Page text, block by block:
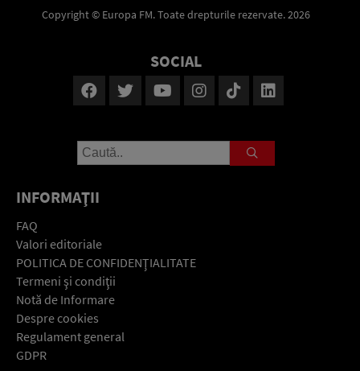
Copyright © Europa FM. Toate drepturile rezervate. 2026
SOCIAL
INFORMAŢII
FAQ
Valori editoriale
POLITICA DE CONFIDENŢIALITATE
Termeni şi condiţii
Notă de Informare
Despre cookies
Regulament general
GDPR